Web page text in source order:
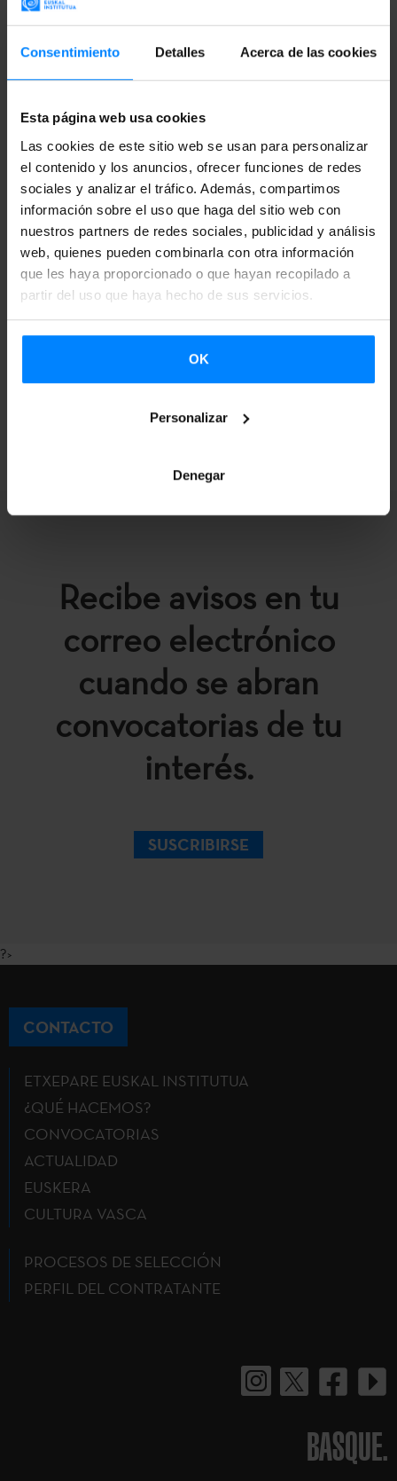
Consentimiento Detalles Acerca de las cookies
Esta página web usa cookies
Las cookies de este sitio web se usan para personalizar
el contenido y los anuncios, ofrecer funciones de redes
sociales y analizar el tráfico. Además, compartimos
información sobre el uso que haga del sitio web con
nuestros partners de redes sociales, publicidad y análisis
web, quienes pueden combinarla con otra información
que les haya proporcionado o que hayan recopilado a
partir del uso que haya hecho de sus servicios.
OK
Personalizar
Denegar
el 29 de octubre en la sala STAGE LIVE dentro de la
de julio al 24 de agosto (incluido) rellenando el siguiente
formulario.
La iniciativa Basque Music está impulsada por Musika
Bulegoa, el Etxepare Euskal Institutua y Euskadiko Soinuak
(Promoción de Cultura – Gobierno Vasco).
Para cualquier duda o aclaración puedes escribir a:
Recibe avisos en tu
correo electrónico
cuando se abran
convocatorias de tu
interés.
SUSCRIBIRSE
?>
CONTACTO
ETXEPARE EUSKAL INSTITUTUA
¿QUÉ HACEMOS?
CONVOCATORIAS
ACTUALIDAD
EUSKERA
CULTURA VASCA
PROCESOS DE SELECCIÓN
PERFIL DEL CONTRATANTE
BASQUE.